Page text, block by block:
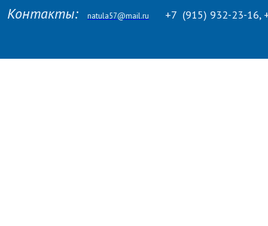
Контакты: natula57@mail.ru +7 (915) 932-23-16,